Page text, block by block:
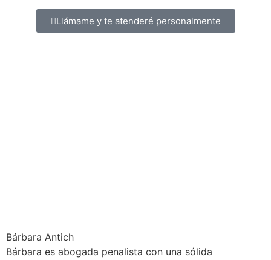
Llámame y te atenderé personalmente
Bárbara Antich
Bárbara es abogada penalista con una sólida